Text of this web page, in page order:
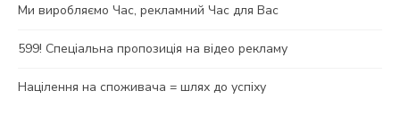
Ми виробляємо Час, рекламний Час для Вас
599! Спеціальна пропозиція на відео рекламу
Націлення на споживача = шлях до успіху